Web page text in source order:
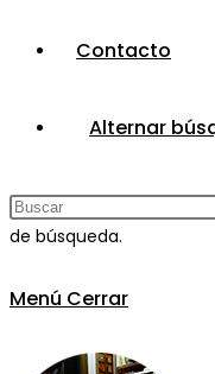
Contacto
Alternar
de búsqueda.
Menú Cerrar